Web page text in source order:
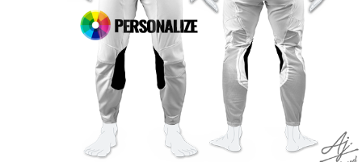
HINZUFÜGEN
Keine kontur
HINZUFÜGEN